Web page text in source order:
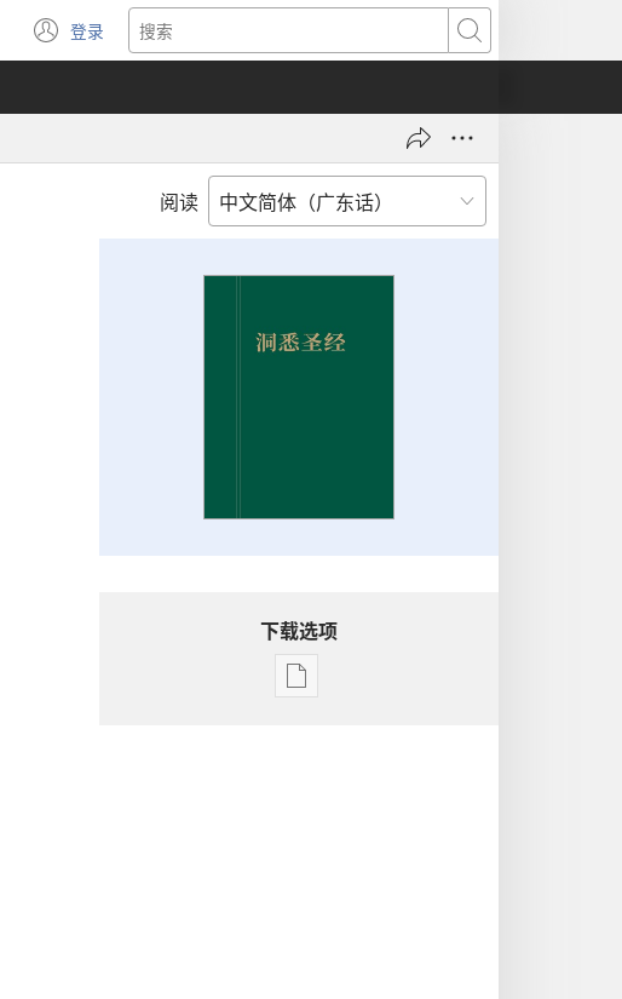
登录
（打
开
窗
搜
索
阅读
下载选项
电